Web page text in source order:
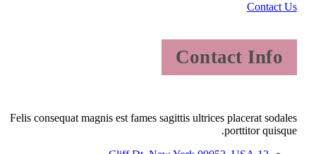
Contact Us
Contact Info
Felis consequat magnis est fames sagittis ultrices placerat sodales
porttitor quisque.